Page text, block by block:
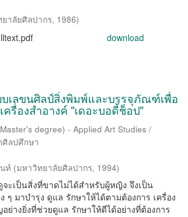
าลัยศิลปากร, 1986)
download
เลขนศิลป์สิ่งพิมพ์และบรรจุภัณฑ์เพื่อ
รื่องสำอางค์ "เดอะบอดี้ช็อป"
degree) - Applied Art Studies /
ศิลปศึกษา
ท์ (มหาวิทยาลัยศิลปากร, 1994)
ะเป็นสิ่งที่ขาดไม่ได้สำหรับผู้หญิง จึงเป็น
ๆ มาบำรุง ดูแล รักษาให้ได้ตามต้องการ เครื่อง
ย่างยิ่งที่ช่วยดูแล รักษาให้ดีได้อย่างที่ต้องการ